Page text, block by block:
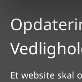
Et website skal